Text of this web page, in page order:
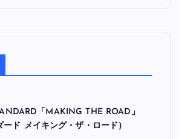
「MAKING THE ROAD」
ード メイキング・ザ・ロード）